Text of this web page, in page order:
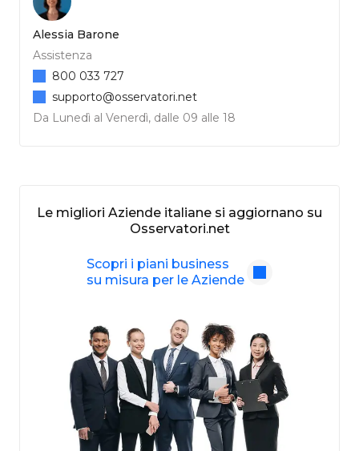
Alessia Barone
Assistenza
Da Lunedì al Venerdì, dalle 09 alle 18
800 033 727
supporto@osservatori.net
Le migliori Aziende italiane si aggiornano su
Osservatori.net
Scopri i piani business
su misura per le Aziende